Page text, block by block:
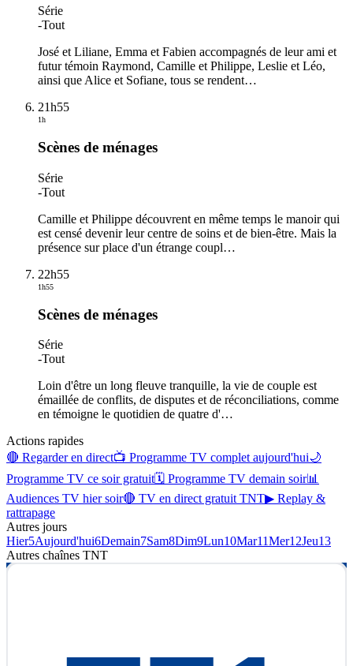
Série
-Tout
José et Liliane, Emma et Fabien accompagnés de leur ami et
futur témoin Raymond, Camille et Philippe, Leslie et Léo,
ainsi que Alice et Sofiane, tous se rendent…
21h55
1h
Scènes de ménages
Série
-Tout
Camille et Philippe découvrent en même temps le manoir qui
est censé devenir leur centre de soins et de bien-être. Mais la
présence sur place d'un étrange coupl…
22h55
1h55
Scènes de ménages
Série
-Tout
Loin d'être un long fleuve tranquille, la vie de couple est
émaillée de conflits, de disputes et de réconciliations, comme
en témoigne le quotidien de quatre d'…
Actions rapides
🔴 Regarder en direct📺 Programme TV complet aujourd'hui🌙
Programme TV ce soir gratuit🗓 Programme TV demain soir📊
Audiences TV hier soir🔴 TV en direct gratuit TNT▶ Replay &
rattrapage
Autres jours
Hier5Aujourd'hui6Demain7Sam8Dim9Lun10Mar11Mer12Jeu13
Autres chaînes TNT